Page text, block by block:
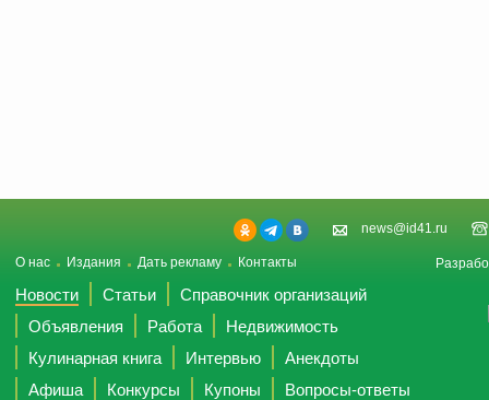
news@id41.ru
О нас Издания Дать рекламу Контакты
Новости Статьи
Справочник организаций
Объявления
Работа
Недвижимость
Кулинарная книга
Интервью
Анекдоты
Афиша
Конкурсы Купоны
Вопросы-ответы